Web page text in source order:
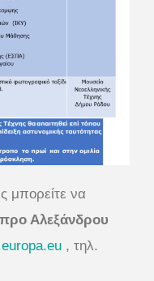
μπορείτε να
Αλεξάνδρου
eu , τηλ.